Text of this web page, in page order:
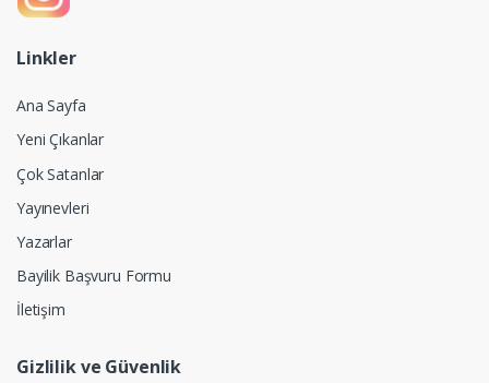
Linkler
Ana Sayfa
Yeni Çıkanlar
Çok Satanlar
Yayınevleri
Yazarlar
Bayilik Başvuru Formu
İletişim
Gizlilik ve Güvenlik